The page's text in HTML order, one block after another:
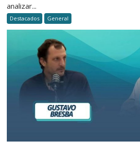
analizar...
Destacados General